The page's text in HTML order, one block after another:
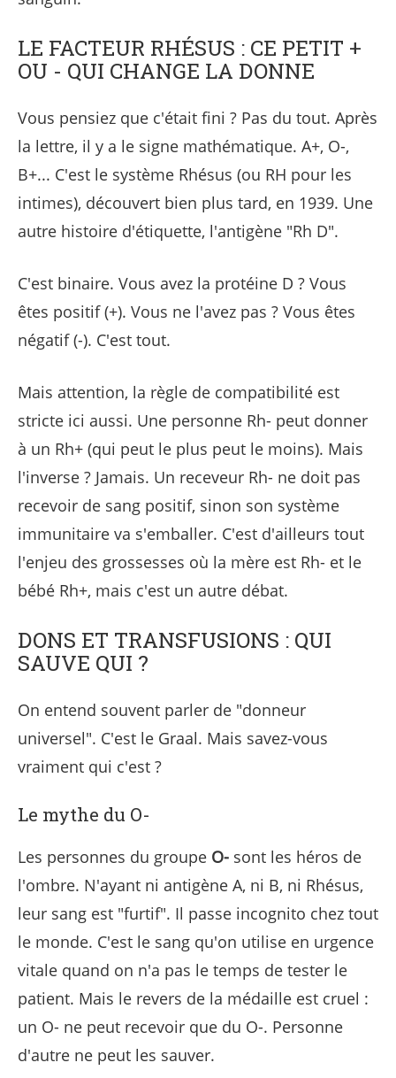
LE FACTEUR RHÉSUS : CE PETIT +
OU - QUI CHANGE LA DONNE
Vous pensiez que c'était fini ? Pas du tout. Après
la lettre, il y a le signe mathématique. A+, O-,
B+... C'est le système Rhésus (ou RH pour les
intimes), découvert bien plus tard, en 1939. Une
autre histoire d'étiquette, l'antigène "Rh D".
C'est binaire. Vous avez la protéine D ? Vous
êtes positif (+). Vous ne l'avez pas ? Vous êtes
négatif (-). C'est tout.
Mais attention, la règle de compatibilité est
stricte ici aussi. Une personne Rh- peut donner
à un Rh+ (qui peut le plus peut le moins). Mais
l'inverse ? Jamais. Un receveur Rh- ne doit pas
recevoir de sang positif, sinon son système
immunitaire va s'emballer. C'est d'ailleurs tout
l'enjeu des grossesses où la mère est Rh- et le
bébé Rh+, mais c'est un autre débat.
DONS ET TRANSFUSIONS : QUI
SAUVE QUI ?
On entend souvent parler de "donneur
universel". C'est le Graal. Mais savez-vous
vraiment qui c'est ?
Le mythe du O-
Les personnes du groupe O- sont les héros de
l'ombre. N'ayant ni antigène A, ni B, ni Rhésus,
leur sang est "furtif". Il passe incognito chez tout
le monde. C'est le sang qu'on utilise en urgence
vitale quand on n'a pas le temps de tester le
patient. Mais le revers de la médaille est cruel :
un O- ne peut recevoir que du O-. Personne
d'autre ne peut les sauver.